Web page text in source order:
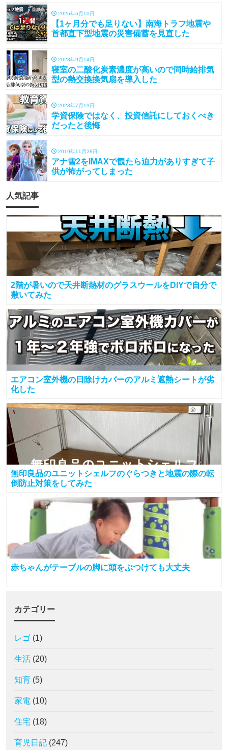
2026年6月10日
【1ヶ月分でも足りない】南海トラフ地震や
首都直下型地震の災害備蓄を見直した
2023年9月14日
寝室の二酸化炭素濃度が高いので同時給排気
型の熱交換換気扇を導入した
2023年7月19日
学資保険ではなく、投資信託にしておくべき
だったと後悔
2019年11月28日
アナ雪2をIMAXで観たら迫力がありすぎて子
供が怖がってしまった
人気記事
2階が暑いので天井断熱材のグラスウールをDIYで自分で
敷いてみた
エアコン室外機の日除けカバーのアルミ遮熱シートが劣
化した
無印良品のユニットシェルフのぐらつきと地震の際の転
倒防止対策をしてみた
赤ちゃんがテーブルの脚に頭をぶつけても大丈夫
カテゴリー
レゴ (1)
生活 (20)
知育 (5)
家電 (10)
住宅 (18)
育児日記 (247)